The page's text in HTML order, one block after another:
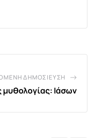
ΔΗΜΟΣΊΕΥΣΗ
μυθολογίας: Ιάσων